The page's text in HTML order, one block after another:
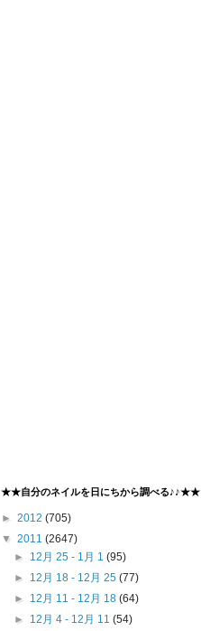
★★自分のネイルを日にちから調べる♪♪★★
► 2012 (705)
▼ 2011 (2647)
► 12月 25 - 1月 1(95)
► 12月 18 - 12月 25(77)
► 12月 11 - 12月 18(64)
► 12月 4 - 12月 11(54)